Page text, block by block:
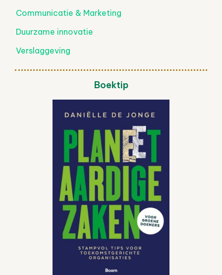
Communicatie & Marketing
Duurzame innovatie
Verslaggeving
Boektip